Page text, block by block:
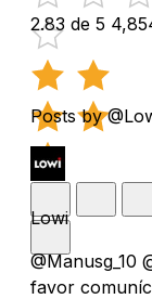
2.83 de 5
Posts by
Lowi
@Manusg_10
favor